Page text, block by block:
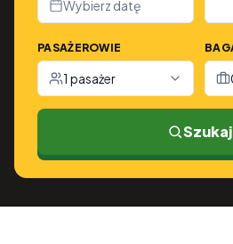
Wybierz datę
PASAŻEROWIE
1 pasażer
Szukaj